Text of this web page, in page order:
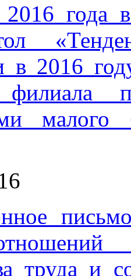
2016 года
в 2016
филиала
труда и